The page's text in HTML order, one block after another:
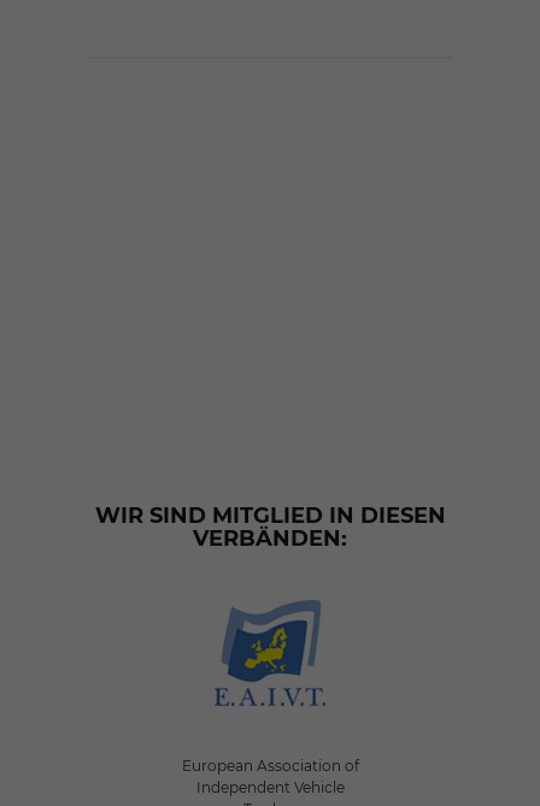
WIR SIND MITGLIED IN DIESEN
VERBÄNDEN:
European Association of
Independent Vehicle